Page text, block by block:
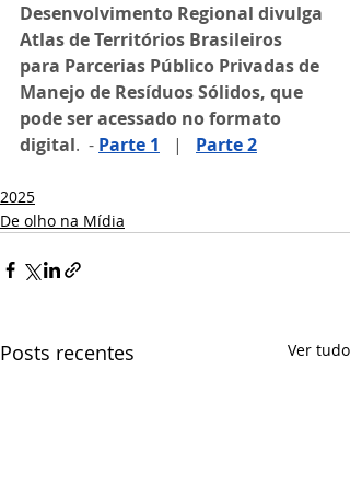
Desenvolvimento Regional divulga
Atlas de Territórios Brasileiros
para Parcerias Público Privadas de
Manejo de Resíduos Sólidos, que
pode ser acessado no formato
digital.  - Parte 1 | Parte 2
2025
De olho na Mídia
Posts recentes Ver tudo